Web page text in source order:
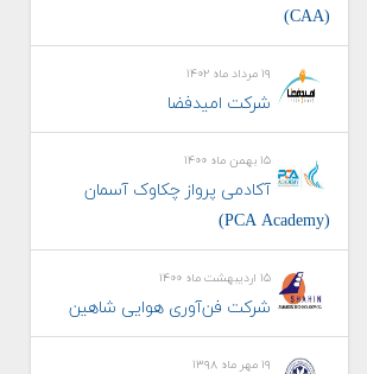
(CAA)
۱۹ مرداد ماه ۱۴۰۲
شرکت امیدفضا
۱۵ بهمن ماه ۱۴۰۰
آکادمی پرواز چکاوک آسمان
(PCA Academy)
۱۵ اردیبهشت ماه ۱۴۰۰
شرکت فن‌آوری هوایی شاهین
۱۹ مهر ماه ۱۳۹۸